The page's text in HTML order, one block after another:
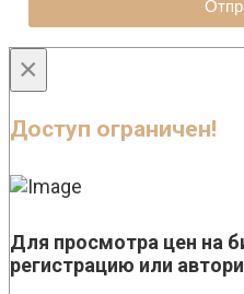
×
Доступ ограничен!
Для просмотра цен на
регистрацию или